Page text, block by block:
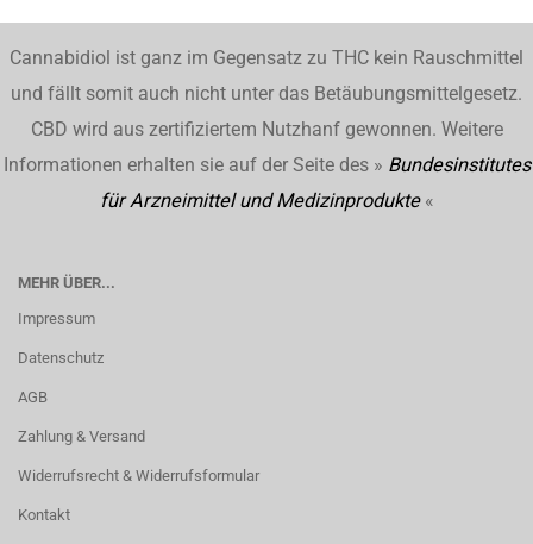
Cannabidiol ist ganz im Gegensatz zu THC kein Rauschmittel
und fällt somit auch nicht unter das Betäubungsmittelgesetz.
CBD wird aus zertifiziertem Nutzhanf gewonnen. Weitere
Informationen erhalten sie auf der Seite des » Bundesinstitutes
für Arzneimittel und Medizinprodukte«
MEHR ÜBER...
Impressum
Datenschutz
AGB
Zahlung & Versand
Widerrufsrecht & Widerrufsformular
Kontakt